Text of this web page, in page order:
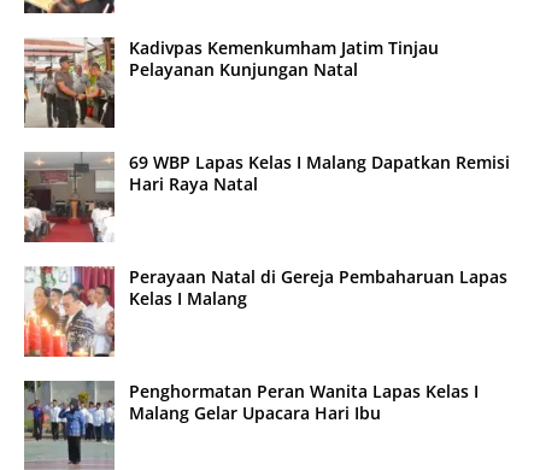
Kadivpas Kemenkumham Jatim Tinjau
Pelayanan Kunjungan Natal
69 WBP Lapas Kelas I Malang Dapatkan Remisi
Hari Raya Natal
Perayaan Natal di Gereja Pembaharuan Lapas
Kelas I Malang
Penghormatan Peran Wanita Lapas Kelas I
Malang Gelar Upacara Hari Ibu